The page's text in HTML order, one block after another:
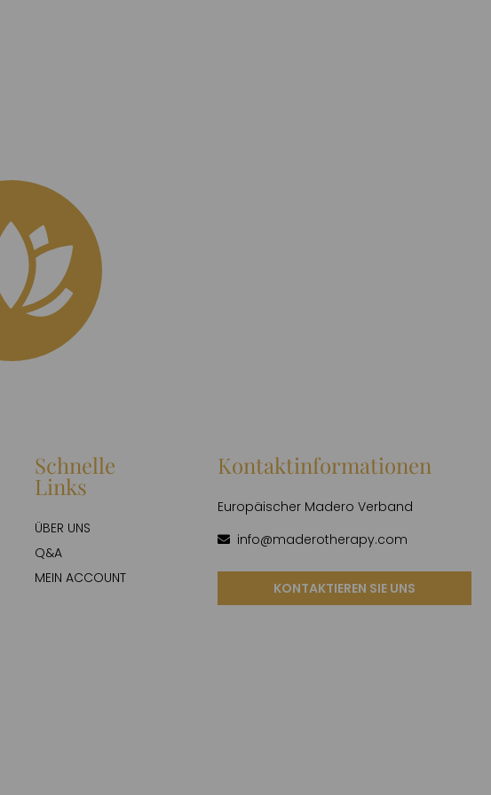
Schnelle
Links
ÜBER UNS
Q&A
MEIN ACCOUNT
Kontaktinformationen
Europäischer Madero Verband
info@maderotherapy.com
KONTAKTIEREN SIE UNS